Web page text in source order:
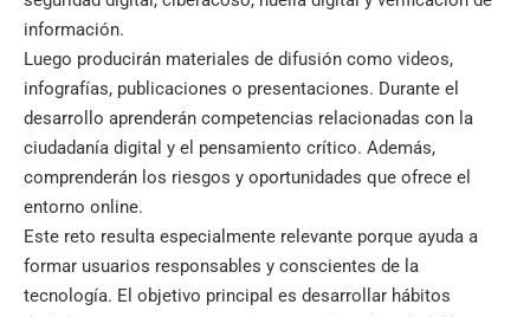
información.
Luego producirán materiales de difusión como videos,
infografías, publicaciones o presentaciones. Durante el
desarrollo aprenderán competencias relacionadas con la
ciudadanía digital y el pensamiento crítico. Además,
comprenderán los riesgos y oportunidades que ofrece el
entorno online.
Este reto resulta especialmente relevante porque ayuda a
formar usuarios responsables y conscientes de la
tecnología. El objetivo principal es desarrollar hábitos